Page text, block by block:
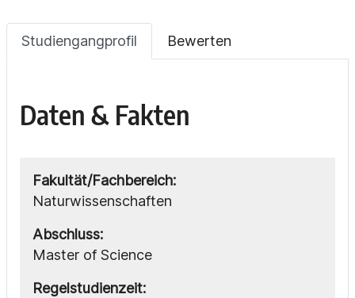
Studiengangprofil Bewerten
Daten & Fakten
Fakultät/Fachbereich:
Naturwissenschaften
Abschluss:
Master of Science
Regelstudienzeit: